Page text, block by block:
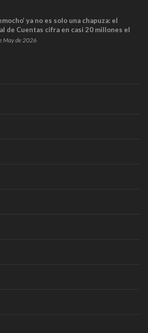
ya no es solo una chapuza: el
de Cuentas cifra en casi 20 millones el
de los trenes que no cabían por los
May de 2026